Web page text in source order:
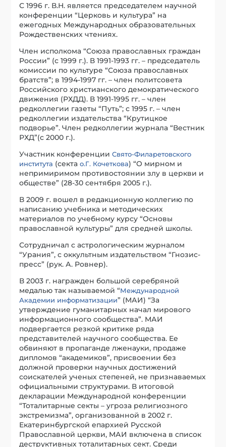
С 1996 г. В.Н. является председателем научной
конференции “Церковь и культура” на
ежегодных Международных образовательных
Рождественских чтениях.
Член исполкома “Союза православных граждан
России” (с 1999 г.). В 1991-1993 гг. – председатель
комиссии по культуре “Союза православных
братств”; в 1994-1997 гг. – член политсовета
Российского христианского демократического
движения (РХДД). В 1991-1995 гг. – член
редколлегии газеты “Путь”; с 1995 г. – член
редколлегии издательства “Крутицкое
подворье”. Член редколлегии журнала “Вестник
РХД”(с 2000 г.).
Участник конференцииСвято-Филаретовского
института (сектао.Г. Кочеткова) “О мирном и
непримиримом противостоянии злу в церкви и
обществе” (28-30 сентября 2005 г.).
В 2009 г. вошел в редакционную коллегию по
написанию учебника и методических
материалов по учебному курсу “Основы
православной культуры” для средней школы.
Сотрудничал с астрологическим журналом
“Урания”, с оккультным издательством “Гнозис-
пресс” (рук. А. Ровнер).
В 2003 г. награжден большой серебряной
медалью так называемой “Международной
Академии информатизации” (МАИ) “За
утверждение гуманитарных начал мирового
информационного сообщества”. МАИ
подвергается резкой критике ряда
представителей научного сообщества. Ее
обвиняют в пропаганде лженауки, продаже
дипломов “академиков”, присвоении без
должной проверки научных достижений
соискателей ученых степеней, не признаваемых
официальными структурами. В итоговой
декларации Международной конференции
“Тоталитарные секты – угроза религиозного
экстремизма”, организованной в 2002 г.
Екатеринбургской епархией Русской
Православной церкви, МАИ включена в список
деструктивных тоталитарных сект. Среди